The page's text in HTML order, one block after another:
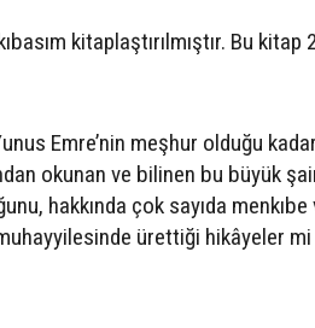
kitaplaştırılmıştır. Bu kitap
Emre’nin meşhur olduğu
okunan ve bilinen bu büyük
hakkında çok sayıda menkıbe
ürettiği hikâyeler mi